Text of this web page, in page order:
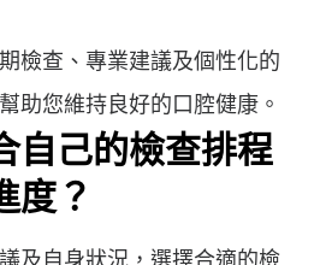
檢查、專業建議及個性化的
助您維持良好的口腔健康。
自己的檢查排程
度？
及自身狀況，選擇合適的檢